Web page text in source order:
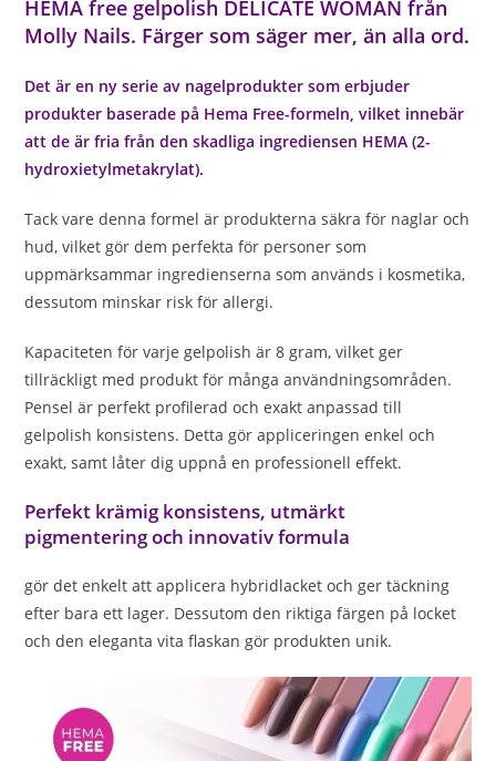
HEMA free gelpolish DELICATE WOMAN från
Molly Nails. Färger som säger mer, än alla ord.
Det är en ny serie av nagelprodukter som erbjuder
produkter baserade på Hema Free-formeln, vilket innebär
att de är fria från den skadliga ingrediensen HEMA (2-
hydroxietylmetakrylat).
Tack vare denna formel är produkterna säkra för naglar och
hud, vilket gör dem perfekta för personer som
uppmärksammar ingredienserna som används i kosmetika,
dessutom minskar risk för allergi.
Kapaciteten för varje gelpolish är 8 gram, vilket ger
tillräckligt med produkt för många användningsområden.
Pensel är perfekt profilerad och exakt anpassad till
gelpolish konsistens. Detta gör appliceringen enkel och
exakt, samt låter dig uppnå en professionell effekt.
Perfekt krämig konsistens, utmärkt
pigmentering och innovativ formula
gör det enkelt att applicera hybridlacket och ger täckning
efter bara ett lager. Dessutom den riktiga färgen på locket
och den eleganta vita flaskan gör produkten unik.